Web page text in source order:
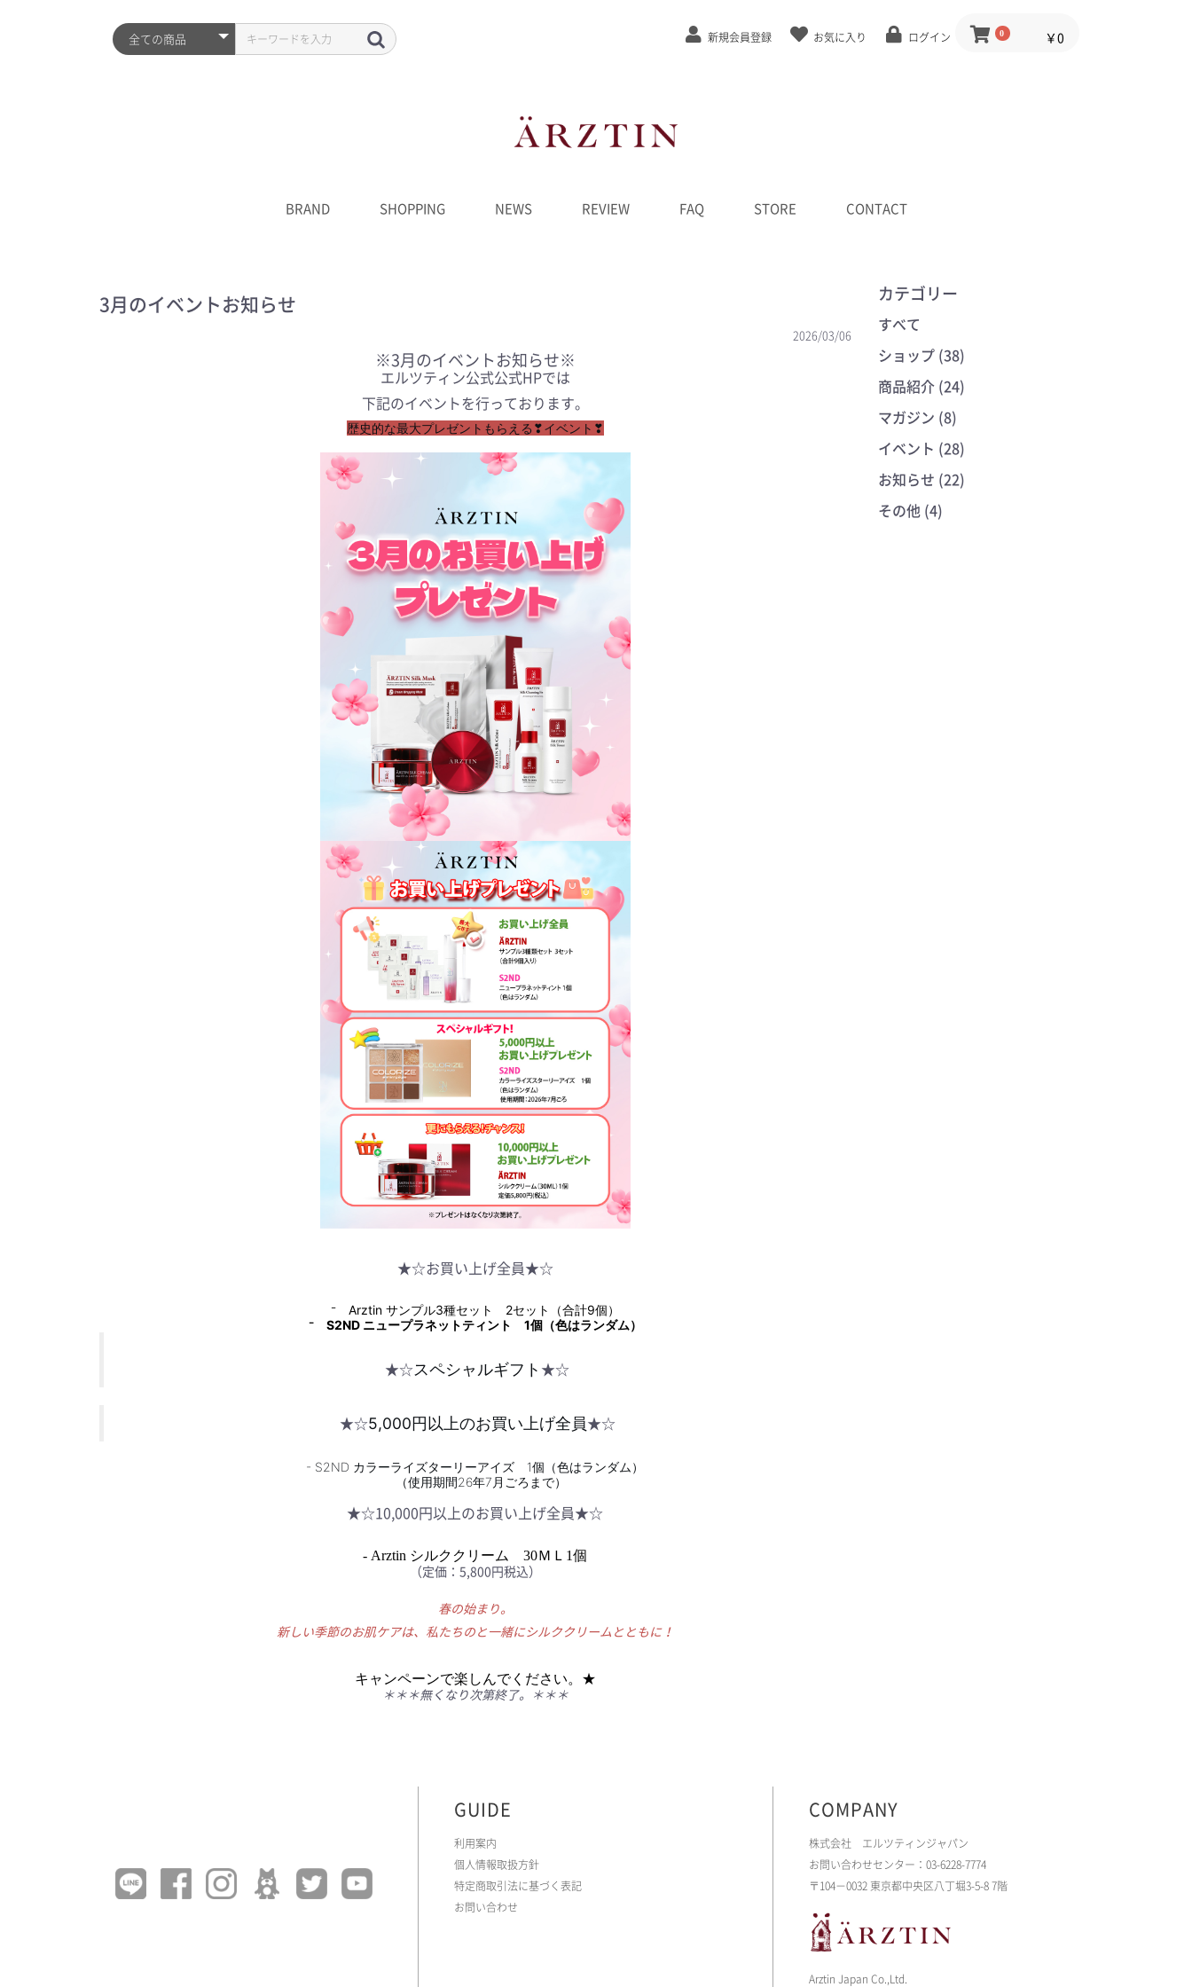
新規会員登録 お気に入り ログイン 0 ￥0
BRAND SHOPPING NEWS REVIEW FAQ STORE CONTACT
3月のイベントお知らせ
2026/03/06
※3月のイベントお知らせ※
エルツティン公式公式HPでは
下記のイベントを行っております。
歴史的な最大プレゼントもらえる❣イベント❣
★☆お買い上げ全員★☆
⁻ Arztin サンプル3種セット 2セット（合計9個）
⁻ S2ND ニュープラネットティント 1個（色はランダム）
★☆スペシャルギフト ★☆
★☆5,000円以上のお買い上げ全員★☆
- S2ND カラーライズターリーアイズ 1個（色はランダム）
（使用期間26年7月ごろまで）
★☆10,000円以上のお買い上げ全員★☆
- Arztin シルククリーム 30ＭＬ1個
（定価：5,800円税込）
春の始まり。
新しい季節のお肌ケアは、私たちのと一緒にシルククリームとともに！
キャンペーンで楽しんでください。★
＊＊＊無くなり次第終了。＊＊＊
カテゴリー
すべて
ショップ (38)
商品紹介 (24)
マガジン (8)
イベント (28)
お知らせ (22)
その他 (4)
GUIDE
利用案内
個人情報取扱方針
特定商取引法に基づく表記
お問い合わせ
COMPANY
株式会社 エルツティンジャパン
お問い合わせセンター：03-6228-7774
〒104－0032 東京都中央区八丁堀3-5-8 7階
Arztin Japan Co.,Ltd.